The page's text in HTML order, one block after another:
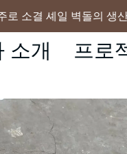
소결 셰일 벽돌의 생산
소개 프로